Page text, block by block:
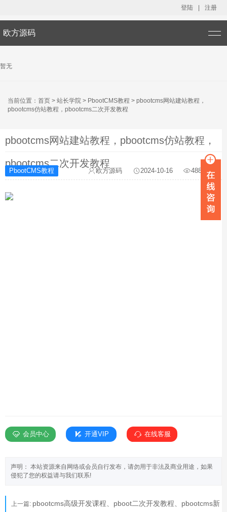
登陆 注册
欧方源码
暂无
当前位置： 首页 > 站长学院 > PbootCMS教程 > pbootcms网站建站教程，
pbootcms仿站教程，pbootcms二次开发教程
pbootcms网站建站教程，pbootcms仿站教程，
pbootcms二次开发教程
PbootCMS教程 欧方源码 2024-10-16 4881次
会员中心 开通VIP 在线客服
声明： 本站资源来自网络或会员自行发布，请勿用于非法及商业用途，如果
侵犯了您的权益请与我们联系!
上一篇: pbootcms高级开发课程、pboot二次开发教程、pbootcms新